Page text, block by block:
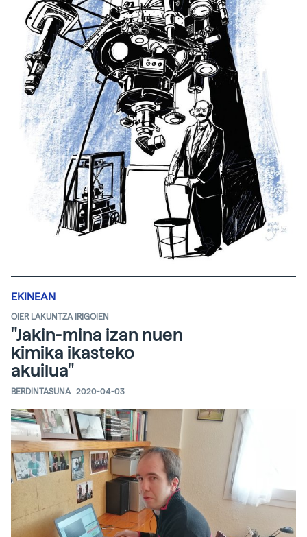
EKINEAN
OIER LAKUNTZA IRIGOIEN
"Jakin-mina izan nuen
kimika ikasteko
akuilua"
BERDINTASUNA 2020-04-03